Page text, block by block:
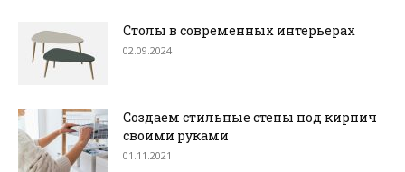
Столы в современных интерьерах
02.09.2024
Создаем стильные стены под кирпич
своими руками
01.11.2021